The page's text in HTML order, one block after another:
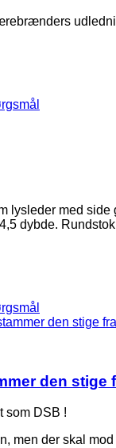
lysleder med
dybde.
den stige fra
den stige
som DSB !
men der skal